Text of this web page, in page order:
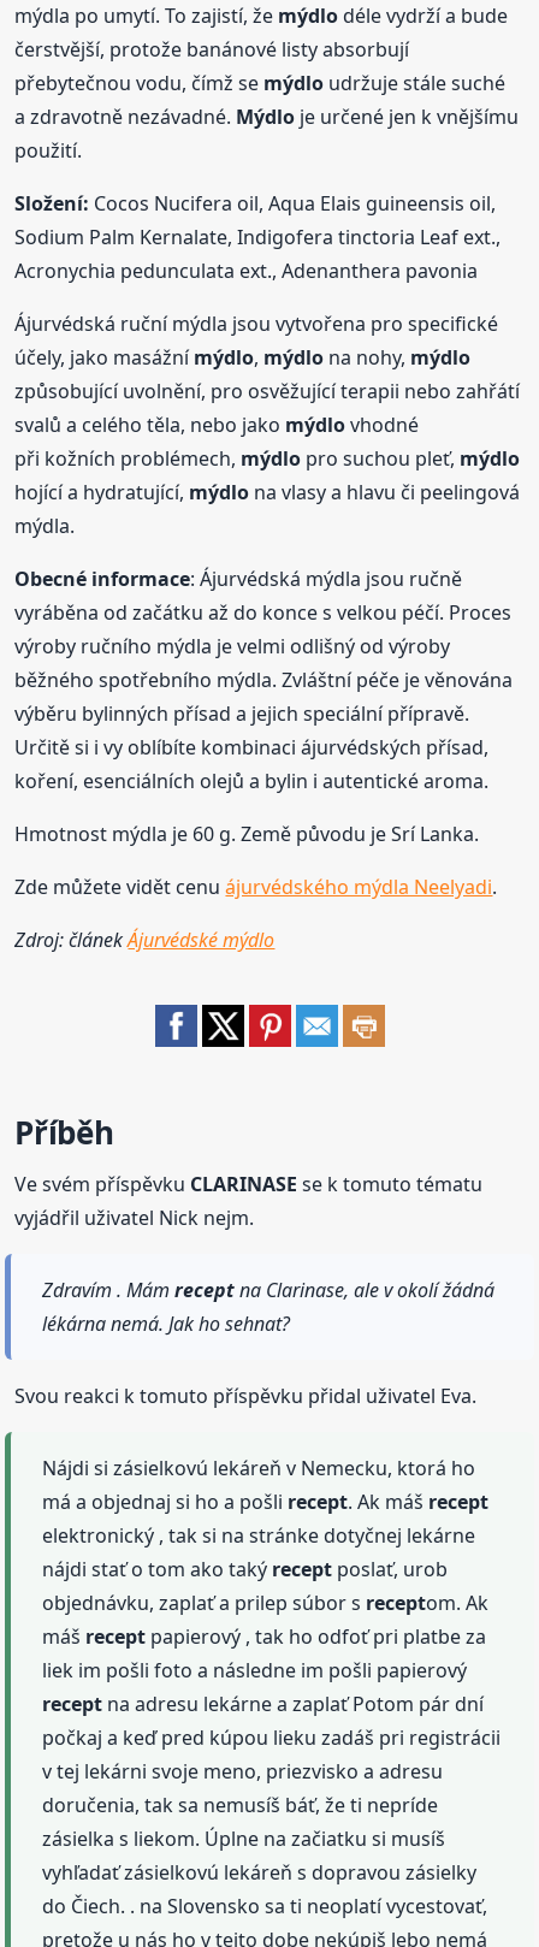
mýdla po umytí. To zajistí, že mýdlodéle vydrží a bude
čerstvější, protože banánové listy absorbují
přebytečnou vodu, čímž se mýdlo udržuje stále suché
a zdravotně nezávadné. Mýdlo je určené jen k vnějšímu
použití.
Složení: Cocos Nucifera oil, Aqua Elais guineensis oil,
Sodium Palm Kernalate, Indigofera tinctoria Leaf ext.,
Acronychia pedunculata ext., Adenanthera pavonia
Ájurvédská ruční mýdla jsou vytvořena pro specifické
účely, jako masážnímýdlo, mýdlo na nohy, mýdlo
způsobující uvolnění, pro osvěžující terapii nebo zahřátí
svalů a celého těla, nebo jako mýdlovhodné
při kožních problémech, mýdlo pro suchou pleť, mýdlo
hojící a hydratující, mýdlo na vlasy a hlavu či peelingová
mýdla.
Obecné informace: Ájurvédská mýdla jsou ručně
vyráběna od začátku až do konce s velkou péčí. Proces
výroby ručního mýdla je velmi odlišný od výroby
běžného spotřebního mýdla. Zvláštní péče je věnována
výběru bylinných přísad a jejich speciální přípravě.
Určitě si i vy oblíbíte kombinaci ájurvédských přísad,
koření, esenciálních olejů a bylin i autentické aroma.
Hmotnost mýdla je 60 g. Země původu je Srí Lanka.
Zde můžete vidět cenuájurvédského mýdla Neelyadi.
Zdroj: článekÁjurvédské mýdlo
Příběh
Ve svém příspěvku CLARINASE se k tomuto tématu
vyjádřil uživatel Nick nejm.
Zdravím . Mámreceptna Clarinase, ale v okolí žádná
lékárna nemá. Jak ho sehnat?
Svou reakci k tomuto příspěvku přidal uživatel Eva.
Nájdi si zásielkovú lekáreň v Nemecku, ktorá ho
má a objednaj si ho a pošli recept. Ak máš recept
elektronický , tak si na stránke dotyčnej lekárne
nájdi stať o tom ako taký recept poslať, urob
objednávku, zaplať a prilep súbor s receptom. Ak
máš recept papierový , tak ho odfoť pri platbe za
liek im pošli foto a následne im pošli papierový
recept na adresu lekárne a zaplať Potom pár dní
počkaj a keď pred kúpou lieku zadáš pri registrácii
v tej lekárni svoje meno, priezvisko a adresu
doručenia, tak sa nemusíš báť, že ti nepríde
zásielka s liekom. Úplne na začiatku si musíš
vyhľadať zásielkovú lekáreň s dopravou zásielky
do Čiech. . na Slovensko sa ti neoplatí vycestovať,
pretože u nás ho v tejto dobe nekúpiš lebo nemá